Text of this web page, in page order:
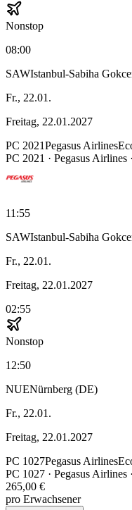
Nonstop
08:00
SAWIstanbul-Sabiha
Fr., 22.01.
Freitag, 22.01.2027
PC 2021Pegasus Airlines
PC 2021 · Pegasus Airlines
11:55
SAWIstanbul-Sabiha
Fr., 22.01.
Freitag, 22.01.2027
02:55
Nonstop
12:50
NUENürnberg (DE)
Fr., 22.01.
Freitag, 22.01.2027
PC 1027Pegasus Airlines
PC 1027 · Pegasus Airlines
265,00 €
pro Erwachsener